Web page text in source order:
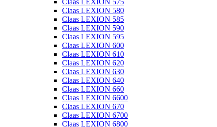
Claas LEXION 575
Claas LEXION 580
Claas LEXION 585
Claas LEXION 590
Claas LEXION 595
Claas LEXION 600
Claas LEXION 610
Claas LEXION 620
Claas LEXION 630
Claas LEXION 640
Claas LEXION 660
Claas LEXION 6600
Claas LEXION 670
Claas LEXION 6700
Claas LEXION 6800